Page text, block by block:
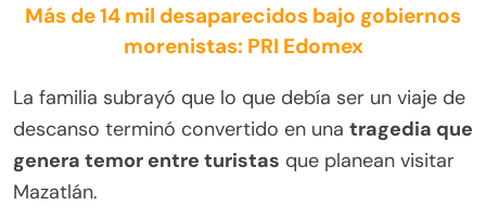
Más de 14 mil desaparecidos bajo gobiernos
morenistas: PRI Edomex
La familia subrayó que lo que debía ser un viaje de
descanso terminó convertido en una tragedia que
genera temor entre turistas que planean visitar
Mazatlán.